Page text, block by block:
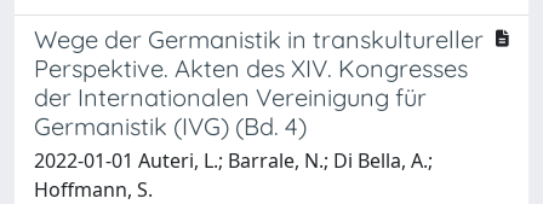
Wege der Germanistik in transkultureller
Perspektive. Akten des XIV. Kongresses
der Internationalen Vereinigung für
Germanistik (IVG) (Bd. 4)
2022-01-01 Auteri, L.; Barrale, N.; Di Bella, A.;
Hoffmann, S.